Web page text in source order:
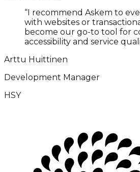
“I recommend Askem to
with websites or
become our go-to tool for
accessibility and service
Arttu Huittinen
Development Manager
HSY